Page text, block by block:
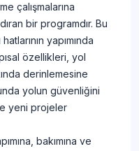
çalışmalarına
bir programdır. Bu
yapımında
özellikleri, yol
derinlemesine
yolun güvenliğini
yeni projeler
bakımına ve